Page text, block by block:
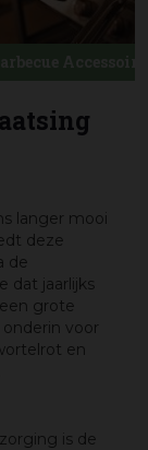
langer mooi
deze
de
dat jaarlijks
grote
voor
en
is de